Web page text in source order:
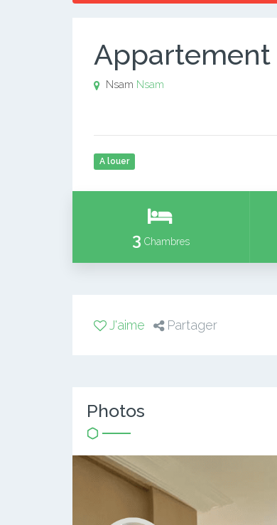
Appartement
Nsam Nsam
A louer
3 Chambres
J'aime Partager
Photos